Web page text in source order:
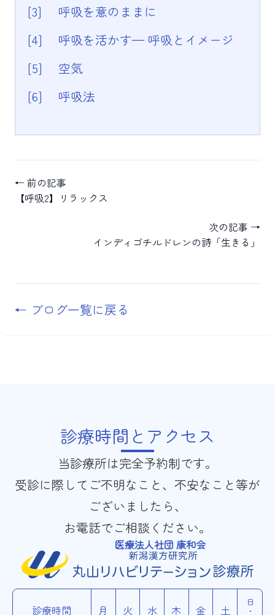
[3]
呼吸を意のままに
[4]
呼吸を活かす— 呼吸とイメージ
[5]
空気
[6]
呼吸法
← 前の記事
【呼吸2】リラックス
次の記事 →
インディゴチルドレンの詩「生きる」
← ブログ一覧に戻る
診療時間とアクセス
当診療所は完全予約制です。
受診に際してご不明なこと、不安なこと等が
ございましたら、
お電話でご相談ください。
医療法人社団 康和会
診療時間 月 火 水 木 金 土 日・祝